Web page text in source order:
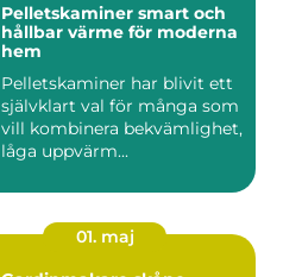
Pelletskaminer smart och
hållbar värme för moderna
hem
Pelletskaminer har blivit ett
självklart val för många som
vill kombinera bekvämlighet,
låga uppvärm...
01. maj